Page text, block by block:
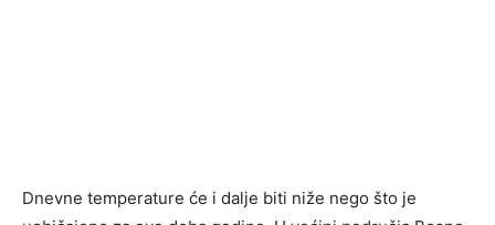
Dnevne temperature će i dalje biti niže nego što je